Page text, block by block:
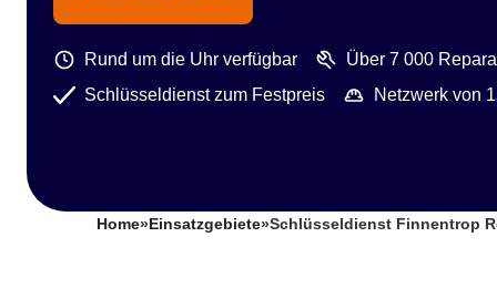
Rund um die Uhr verfügbar
Über 7 000
Schlüsseldienst zum Festpreis
Netzwerk von
Home» Einsatzgebiete»Schlüsseldienst Finnentrop